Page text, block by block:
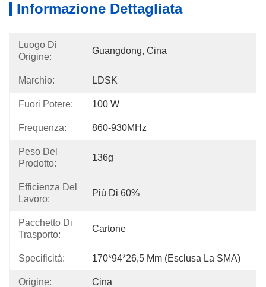
Informazione Dettagliata
Luogo Di
Origine:
Guangdong, Cina
Marchio: LDSK
Fuori Potere: 100 W
Frequenza: 860-930MHz
Peso Del
Prodotto:
136g
Efficienza Del
Lavoro:
Più Di 60%
Pacchetto Di
Trasporto:
Cartone
Specificità: 170*94*26,5 Mm (esclusa La SMA)
Origine: Cina